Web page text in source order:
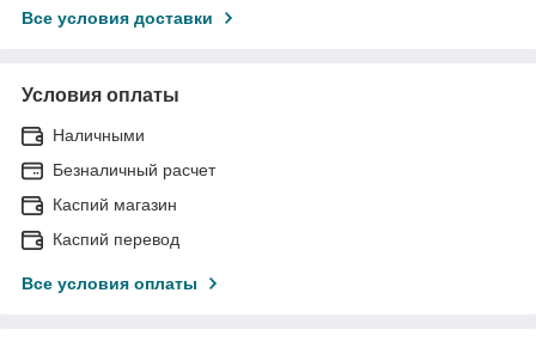
Все условия доставки
Условия оплаты
Наличными
Безналичный расчет
Каспий магазин
Каспий перевод
Все условия оплаты